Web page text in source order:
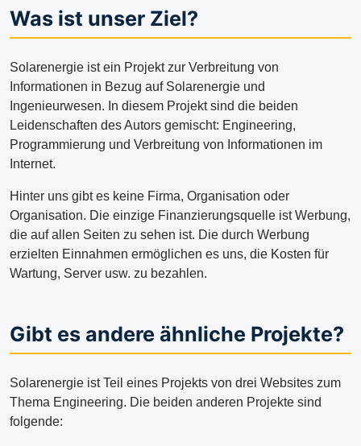
Was ist unser Ziel?
Solarenergie ist ein Projekt zur Verbreitung von
Informationen in Bezug auf Solarenergie und
Ingenieurwesen. In diesem Projekt sind die beiden
Leidenschaften des Autors gemischt: Engineering,
Programmierung und Verbreitung von Informationen im
Internet.
Hinter uns gibt es keine Firma, Organisation oder
Organisation. Die einzige Finanzierungsquelle ist Werbung,
die auf allen Seiten zu sehen ist. Die durch Werbung
erzielten Einnahmen ermöglichen es uns, die Kosten für
Wartung, Server usw. zu bezahlen.
Gibt es andere ähnliche Projekte?
Solarenergie ist Teil eines Projekts von drei Websites zum
Thema Engineering. Die beiden anderen Projekte sind
folgende: